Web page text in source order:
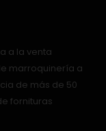
a la venta
marroquinería a
de más de 50
fornituras